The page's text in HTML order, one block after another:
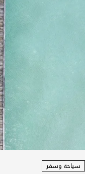
سياحة وسفر